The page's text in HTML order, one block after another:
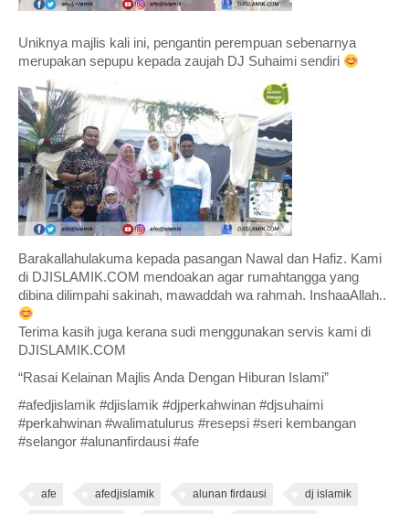
Uniknya majlis kali ini, pengantin perempuan sebenarnya
merupakan sepupu kepada zaujah DJ Suhaimi sendiri
Barakallahulakuma kepada pasangan Nawal dan Hafiz. Kami
di DJISLAMIK.COM mendoakan agar rumahtangga yang
dibina dilimpahi sakinah, mawaddah wa rahmah. InshaaAllah..
Terima kasih juga kerana sudi menggunakan servis kami di
DJISLAMIK.COM
“Rasai Kelainan Majlis Anda Dengan Hiburan Islami”
#afedjislamik #djislamik #djperkahwinan #djsuhaimi
#perkahwinan #walimatulurus #resepsi #seri kembangan
#selangor #alunanfirdausi #afe
afe afedjislamik alunan firdausi dj islamik